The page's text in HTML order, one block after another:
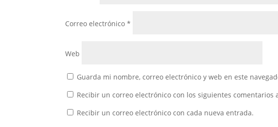
Correo electrónico*
Web
Guarda mi nombre, correo electrónico y web en este
Recibir un correo electrónico con los siguientes comentarios
Recibir un correo electrónico con cada nueva entrada.